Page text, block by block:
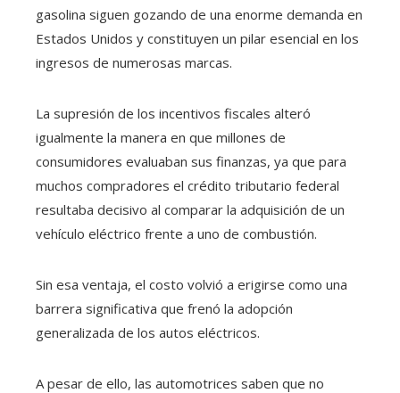
gasolina siguen gozando de una enorme demanda en
Estados Unidos y constituyen un pilar esencial en los
ingresos de numerosas marcas.
La supresión de los incentivos fiscales alteró
igualmente la manera en que millones de
consumidores evaluaban sus finanzas, ya que para
muchos compradores el crédito tributario federal
resultaba decisivo al comparar la adquisición de un
vehículo eléctrico frente a uno de combustión.
Sin esa ventaja, el costo volvió a erigirse como una
barrera significativa que frenó la adopción
generalizada de los autos eléctricos.
A pesar de ello, las automotrices saben que no